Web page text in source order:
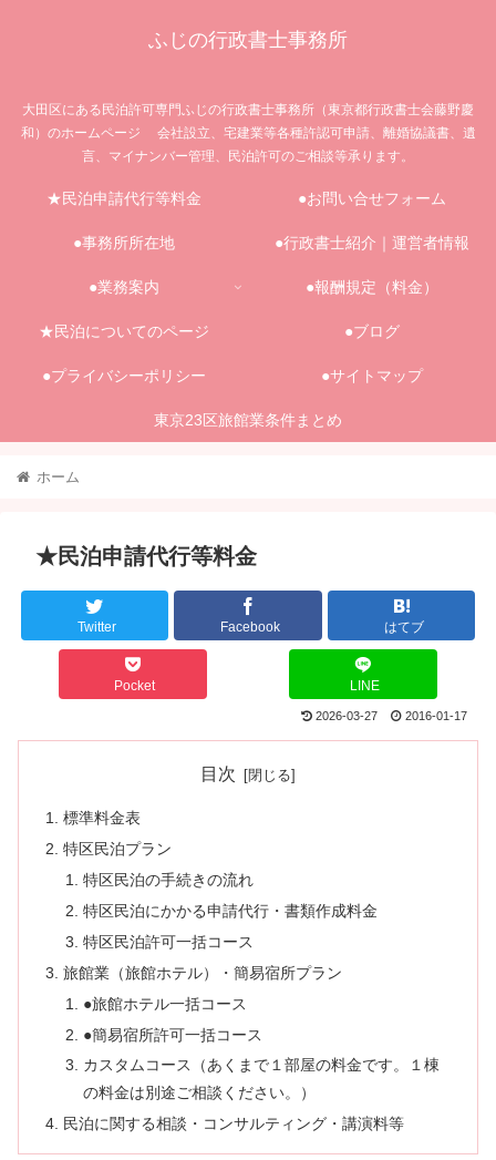
ふじの行政書士事務所
大田区にある民泊許可専門ふじの行政書士事務所（東京都行政書士会藤野慶
和）のホームページ 会社設立、宅建業等各種許認可申請、離婚協議書、遺
言、マイナンバー管理、民泊許可のご相談等承ります。
★民泊申請代行等料金 ●お問い合せフォーム
●事務所所在地 ●行政書士紹介｜運営者情報
●業務案内 ●報酬規定（料金）
★民泊についてのページ ●ブログ
●プライバシーポリシー ●サイトマップ
東京23区旅館業条件まとめ
ホーム
★民泊申請代行等料金
Twitter Facebook はてブ
Pocket LINE
2026-03-27 2016-01-17
目次
標準料金表
特区民泊プラン
特区民泊の手続きの流れ
特区民泊にかかる申請代行・書類作成料金
特区民泊許可一括コース
旅館業（旅館ホテル）・簡易宿所プラン
●旅館ホテル一括コース
●簡易宿所許可一括コース
カスタムコース（あくまで１部屋の料金です。１棟
の料金は別途ご相談ください。）
民泊に関する相談・コンサルティング・講演料等